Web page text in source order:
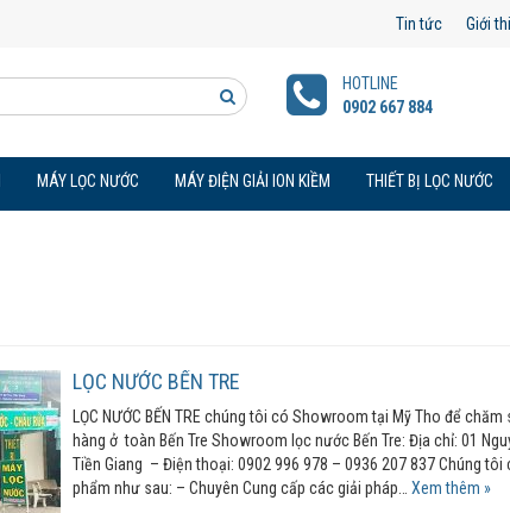
Tin tức Giới
kiếm
sản
HOTLINE
0902 667 884
MÁY LỌC NƯỚC MÁY ĐIỆN GIẢI ION KIỀM THIẾT BỊ LỌC NƯỚC
LỌC NƯỚC BẾN TRE
LỌC NƯỚC BẾN TRE chúng tôi có Showroom tại Mỹ Tho để
hàng ở toàn Bến Tre Showroom lọc nước Bến Tre: Địa chỉ: 01
Tiền Giang – Điện thoại: 0902 996 978 – 0936 207 837 Chúng
phẩm như sau: – Chuyên Cung cấp các giải pháp… Xem thêm »